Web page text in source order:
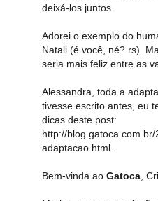
deixá-los juntos.
Adorei o exemplo do
Natali (é você, né? rs).
seria mais feliz entre as
Alessandra, toda a
tivesse escrito antes, eu
dicas deste post:
http://
adaptacao.html.
Bem-vinda ao Gatoca ,